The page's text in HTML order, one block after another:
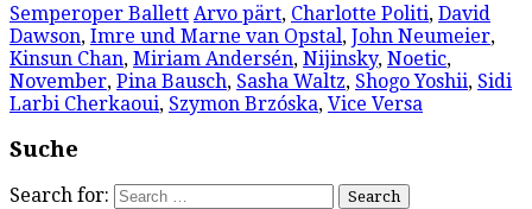
Semperoper Ballett Arvo pärt, Charlotte Politi, David
Dawson, Imre und Marne van Opstal, John Neumeier,
Kinsun Chan, Miriam Andersén, Nijinsky, Noetic,
November, Pina Bausch, Sasha Waltz, Shogo Yoshii, Sidi
Larbi Cherkaoui, Szymon Brzóska, Vice Versa
Suche
Search for: